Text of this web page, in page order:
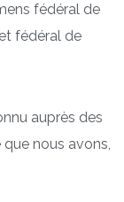
fédéral de
fédéral de
auprès des
nous avons,